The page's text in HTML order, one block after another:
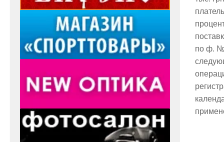
по ф. №